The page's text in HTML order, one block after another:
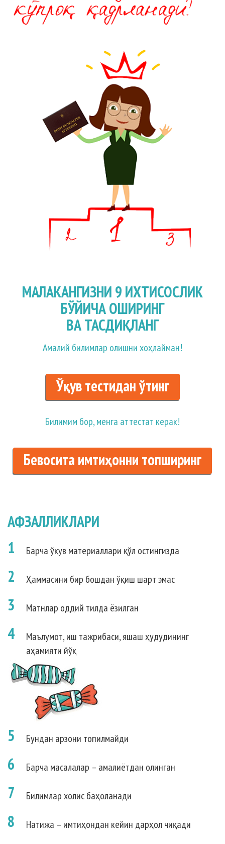
МАЛАКАНГИЗНИ 9 ИХТИСОСЛИК
БЎЙИЧА ОШИРИНГ
ВА ТАСДИҚЛАНГ
Амалий билимлар олишни хоҳлайман!
Ўқув тестидан ўтинг
Билимим бор, менга аттестат керак!
Бевосита имтиҳонни топширинг
АФЗАЛЛИКЛАРИ
1
Барча ўқув материаллари қўл остингизда
2 Ҳаммасини бир бошдан ўқиш шарт эмас
3 Матнлар оддий тилда ёзилган
4
Маълумот, иш тажрибаси, яшаш ҳудудининг
аҳамияти йўқ
5 Бундан арзони топилмайди
6 Барча масалалар – амалиётдан олинган
7 Билимлар холис баҳоланади
8 Натижа – имтиҳондан кейин дарҳол чиқади